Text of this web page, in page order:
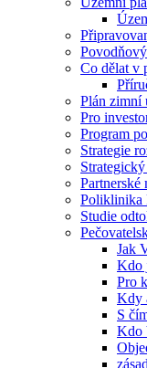
Co dělat v
Plán zimní
Pro
Program
Strategie
Partnerské
Poliklinika
Studie
Jak
Kdo
Pro
Kdy
S
Kdo